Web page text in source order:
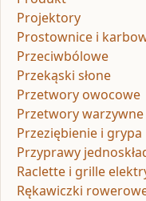
Projektory
Prostownice i
Przeciwbólowe
Przekąski słone
Przetwory owocowe
Przetwory warzywne
Przeziębienie i grypa
Przyprawy
Raclette i grille
Rękawiczki